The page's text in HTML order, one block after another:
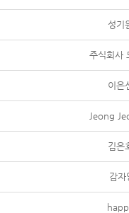
성기
주식회사
이은
Jeong
김은
감자